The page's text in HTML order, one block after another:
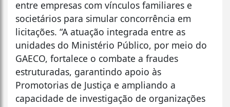
entre empresas com vínculos familiares e
societários para simular concorrência em
licitações. “A atuação integrada entre as
unidades do Ministério Público, por meio do
GAECO, fortalece o combate a fraudes
estruturadas, garantindo apoio às
Promotorias de Justiça e ampliando a
capacidade de investigação de organizações